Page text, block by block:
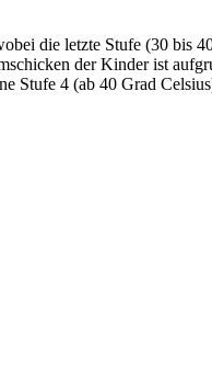
die letzte Stufe (30 bis
der Kinder ist
Stufe 4 (ab 40 Grad